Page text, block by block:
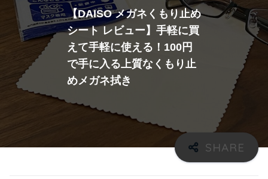
【DAISO メガネくもり止め
シート レビュー】手軽に買
えて手軽に使える！100円
で手に入る上質なくもり止
めメガネ拭き